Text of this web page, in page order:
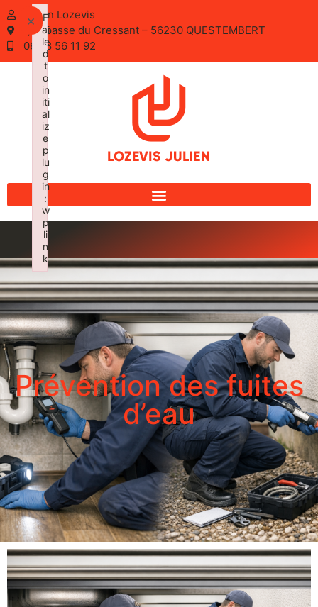
Julien Lozevis
1, Impasse du Cressant – 56230 QUESTEMBERT
06 28 56 11 92
Prévention des fuites
d’eau
F
ai
le
d
t
o
in
iti
al
iz
e
p
lu
g
in
:
w
p
li
n
k
×
Failed to initialize plugin: wplink